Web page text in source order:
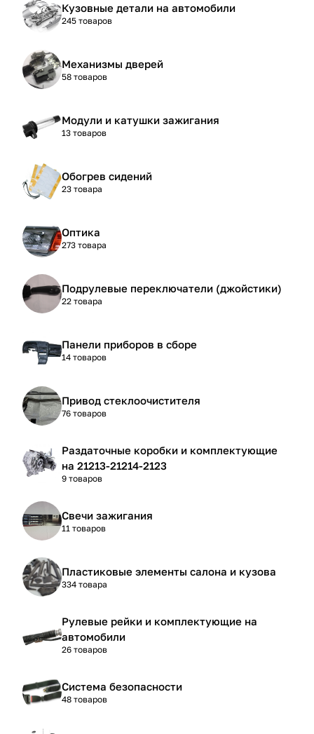
Кузовные детали на автомобили
245 товаров
Механизмы дверей
58 товаров
Модули и катушки зажигания
13 товаров
Обогрев сидений
23 товара
Оптика
273 товара
Подрулевые переключатели (джойстики)
22 товара
Панели приборов в сборе
14 товаров
Привод стеклоочистителя
76 товаров
Раздаточные коробки и комплектующие
на 21213-21214-2123
9 товаров
Свечи зажигания
11 товаров
Пластиковые элементы салона и кузова
334 товара
Рулевые рейки и комплектующие на
автомобили
26 товаров
Система безопасности
48 товаров